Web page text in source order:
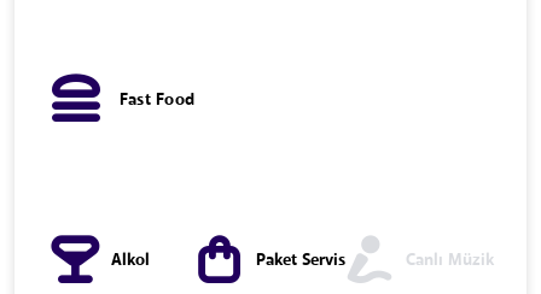
Fast Food
Alkol Paket Servis Canlı Müzik